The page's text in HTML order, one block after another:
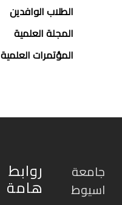
الطلاب الوافدين
المجلة العلمية
المؤتمرات العلمية
جامعة
اسيوط
روابط
هامة